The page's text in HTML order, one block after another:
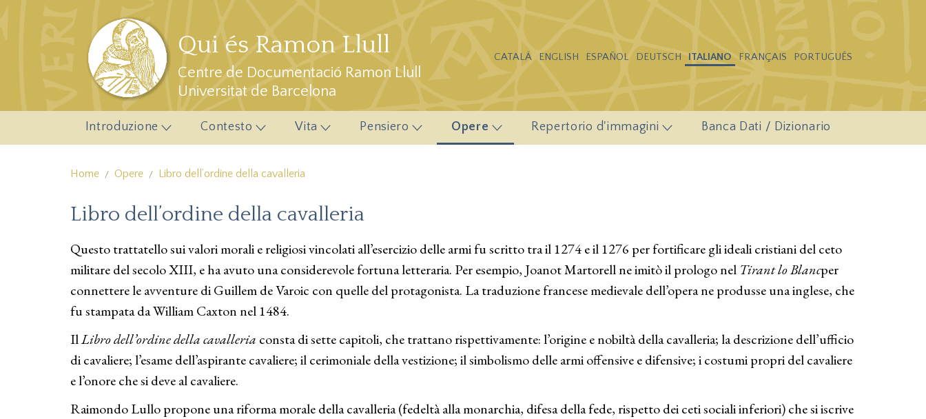
Salta al contenuto principale
Qui és Ramon Llull
Centre de Documentació Ramon Llull
Universitat de Barcelona
CATALÁ ENGLISH ESPAÑOL DEUTSCH ITALIANO FRANÇAIS PORTUGUÊS
Introduzione Contesto Vita Pensiero Opere Repertorio d'immagini Banca Dati / Dizionario
Home Opere Libro dell’ordine della cavalleria
Libro dell’ordine della cavalleria
Questo trattatello sui valori morali e religiosi vincolati all’esercizio delle armi fu scritto tra il 1274 e il 1276 per fortificare gli ideali cristiani del ceto
militare del secolo XIII, e ha avuto una considerevole fortuna letteraria. Per esempio, Joanot Martorell ne imitò il prologo nel Tirant lo Blancper
connettere le avventure di Guillem de Varoic con quelle del protagonista. La traduzione francese medievale dell’opera ne produsse una inglese, che
fu stampata da William Caxton nel 1484.
IlLibro dell’ordine della cavalleria consta di sette capitoli, che trattano rispettivamente: l’origine e nobiltà della cavalleria; la descrizione dell’ufficio
di cavaliere; l’esame dell’aspirante cavaliere; il cerimoniale della vestizione; il simbolismo delle armi offensive e difensive; i costumi propri del cavaliere
e l’onore che si deve al cavaliere.
Raimondo Lullo propone una riforma morale della cavalleria (fedeltà alla monarchia, difesa della fede, rispetto dei ceti sociali inferiori) che si iscrive